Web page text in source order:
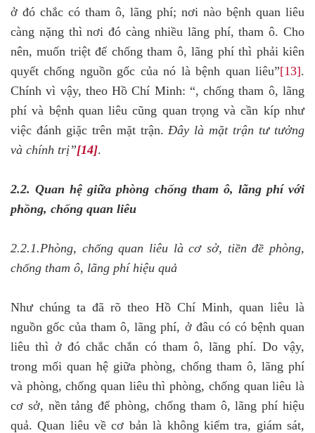
ở đó chắc có tham ô, lãng phí; nơi nào bệnh quan liêu
càng nặng thì nơi đó càng nhiều lãng phí, tham ô. Cho
nên, muốn triệt để chống tham ô, lãng phí thì phải kiên
quyết chống nguồn gốc của nó là bệnh quan liêu”[13].
Chính vì vậy, theo Hồ Chí Minh: “, chống tham ô, lãng
phí và bệnh quan liêu cũng quan trọng và cần kíp như
việc đánh giặc trên mặt trận.Đây là mặt trận tư tưởng
và chính trị”[14].
2.2. Quan hệ giữa phòng chống tham ô, lãng phí với
phồng, chống quan liêu
2.2.1.Phòng, chống quan liêu là cơ sở, tiền đề phòng,
chống tham ô, lãng phí hiệu quả
Như chúng ta đã rõ theo Hồ Chí Minh, quan liêu là
nguồn gốc của tham ô, lãng phí, ở đâu có có bệnh quan
liêu thì ở đó chắc chắn có tham ô, lãng phí. Do vậy,
trong mối quan hệ giữa phòng, chống tham ô, lãng phí
và phòng, chống quan liêu thì phòng, chống quan liêu là
cơ sở, nền tảng để phòng, chống tham ô, lãng phí hiệu
quả. Quan liêu về cơ bản là không kiểm tra, giám sát,